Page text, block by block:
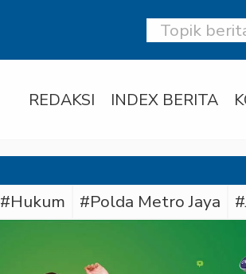
REDAKSI INDEX BERITA
#Hukum #Polda Metro Jaya